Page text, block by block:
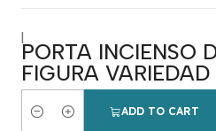
|
PORTA INCIENSO
FIGURA VARIEDAD
Quantity
ADD TO CART